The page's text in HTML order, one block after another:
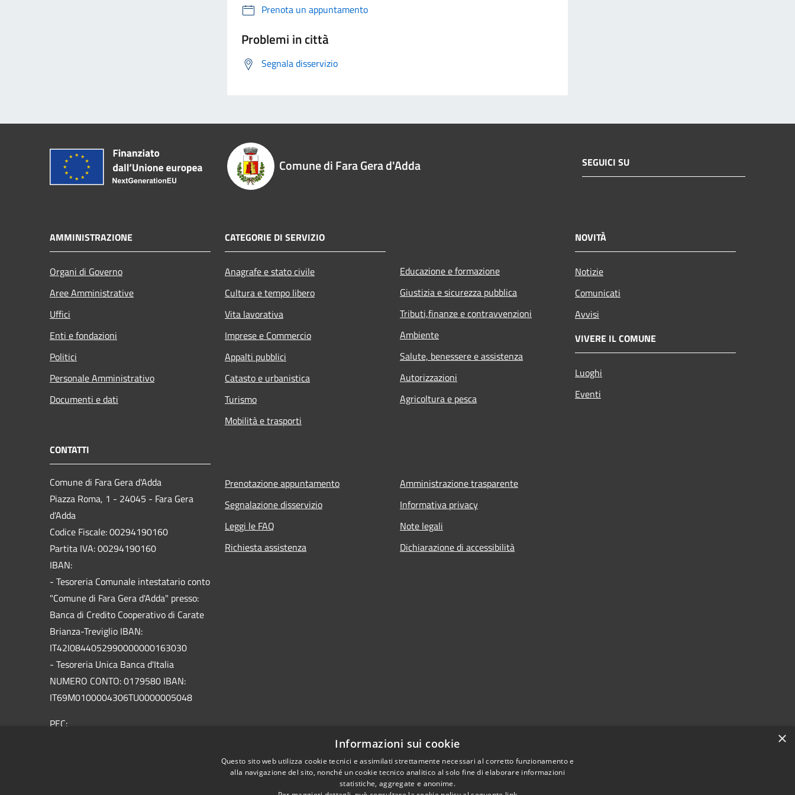
Prenota un appuntamento
Problemi in città
Segnala disservizio
Comune di Fara Gera d'Adda SEGUICI SU
AMMINISTRAZIONE
Organi di Governo
Aree Amministrative
Uffici
Enti e fondazioni
Politici
Personale Amministrativo
Documenti e dati
CATEGORIE DI SERVIZIO
Anagrafe e stato civile
Cultura e tempo libero
Vita lavorativa
Imprese e Commercio
Appalti pubblici
Catasto e urbanistica
Turismo
Mobilità e trasporti
Educazione e formazione
Giustizia e sicurezza pubblica
Tributi,finanze e contravvenzioni
Ambiente
Salute, benessere e assistenza
Autorizzazioni
Agricoltura e pesca
NOVITÀ
Notizie
Comunicati
Avvisi
VIVERE IL COMUNE
Luoghi
Eventi
CONTATTI
Comune di Fara Gera d'Adda
Piazza Roma, 1 - 24045 - Fara Gera
d'Adda
Codice Fiscale: 00294190160
Partita IVA: 00294190160
IBAN:
- Tesoreria Comunale intestatario conto
"Comune di Fara Gera d'Adda" presso:
Banca di Credito Cooperativo di Carate
Brianza-Treviglio IBAN:
IT42I0844052990000000163030
- Tesoreria Unica Banca d'Italia
NUMERO CONTO: 0179580 IBAN:
IT69M0100004306TU0000005048
PEC:
Prenotazione appuntamento
Segnalazione disservizio
Leggi le FAQ
Richiesta assistenza
Amministrazione trasparente
Informativa privacy
Note legali
Dichiarazione di accessibilità
×
Informazioni sui cookie
Questo sito web utilizza cookie tecnici e assimilati strettamente necessari al corretto funzionamento e
alla navigazione del sito, nonché un cookie tecnico analitico al solo fine di elaborare informazioni
statistiche, aggregate e anonime.